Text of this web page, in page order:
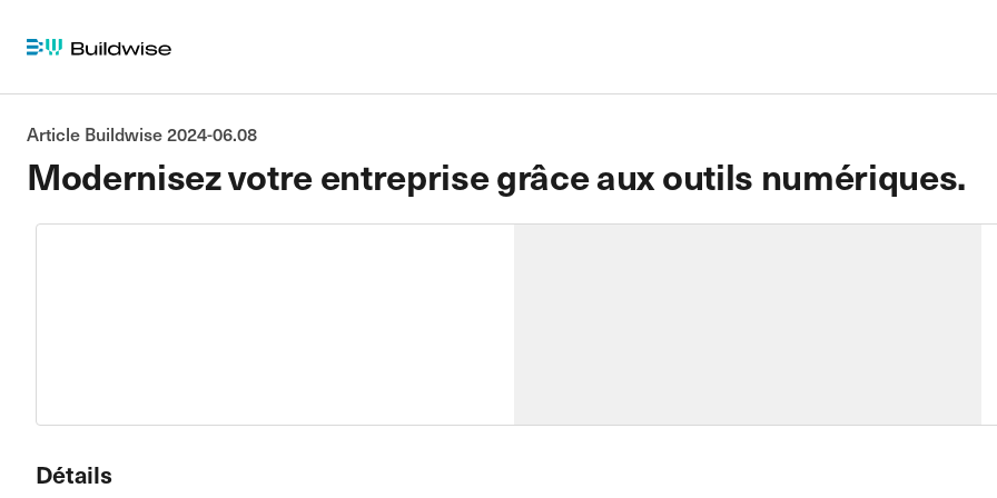
Modernisez votre entreprise grâce aux outils numériques.
Article Buildwise 2024-06.08
Détails